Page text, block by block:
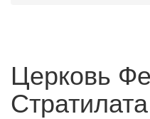
Церковь